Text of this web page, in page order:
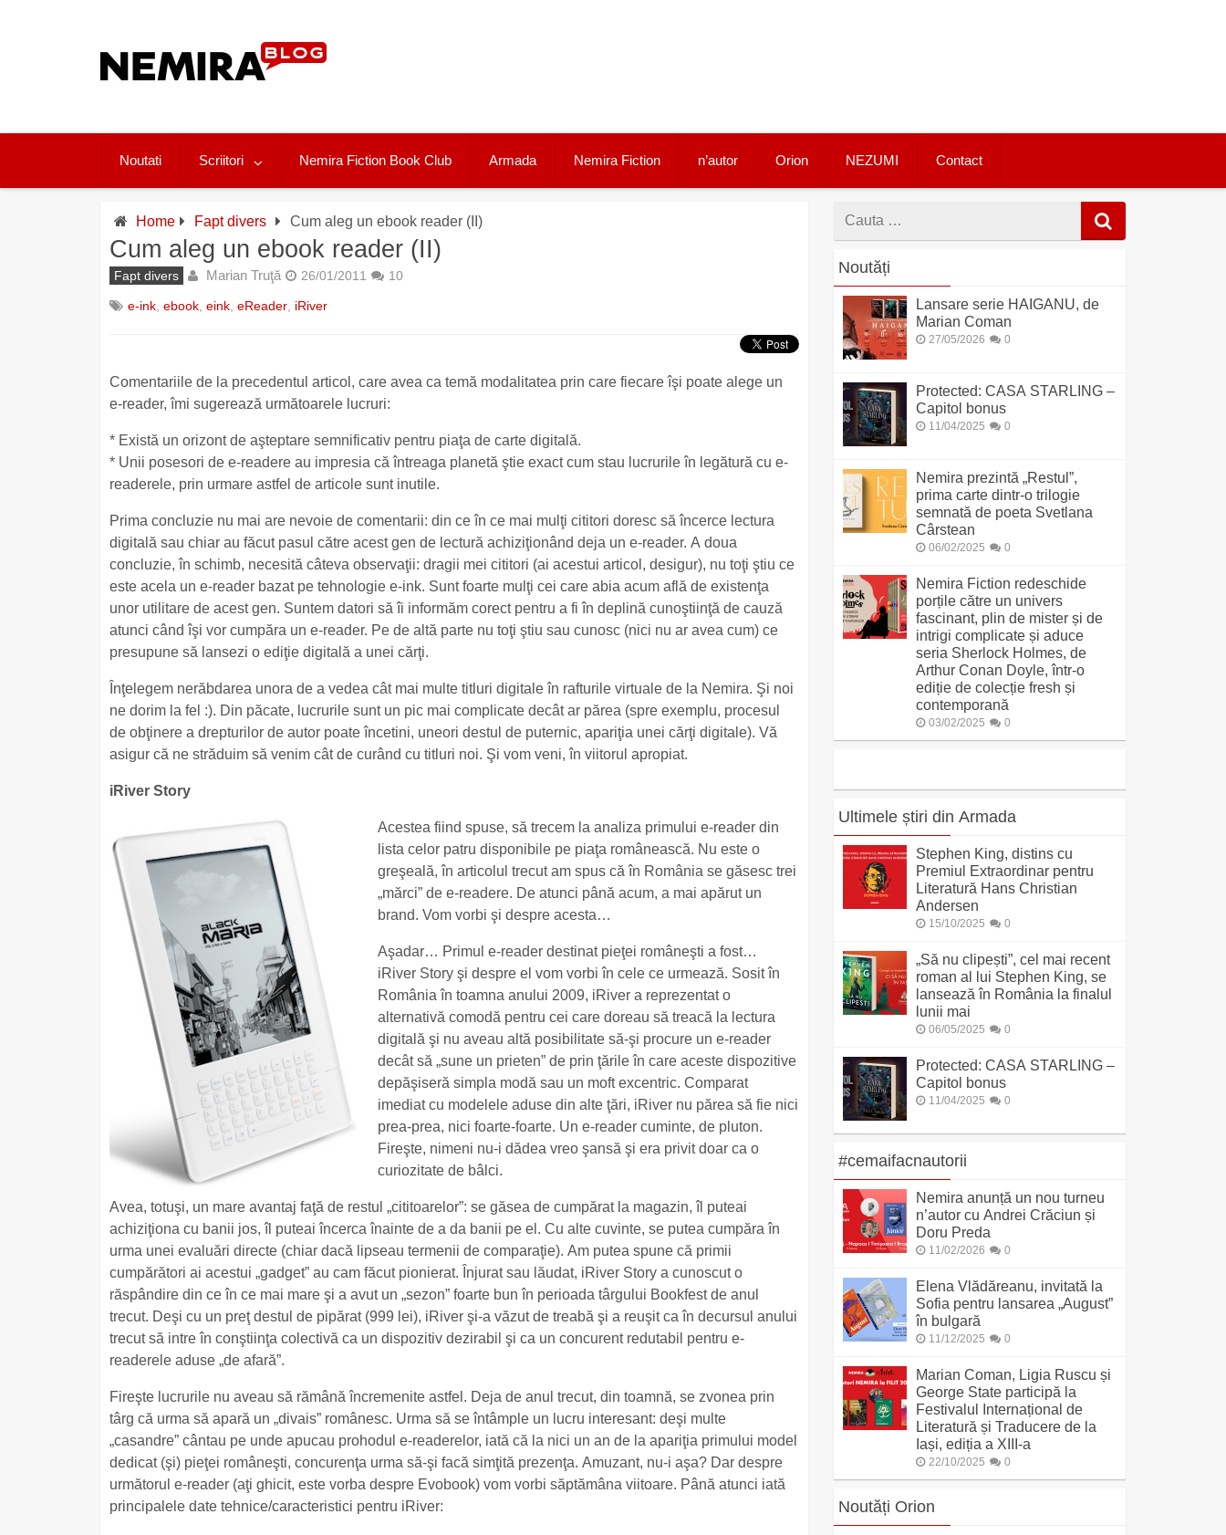
Noutati Scriitori Nemira Fiction Book Club Armada Nemira Fiction n’autor Orion NEZUMI Contact
Home Fapt divers Cum aleg un ebook reader (II)
Cum aleg un ebook reader (II)
Fapt divers Marian Truţă 26/01/2011 10
e-ink ebook eink eReader iRiver
Comentariile de la precedentul articol, care avea ca temă modalitatea prin care fiecare îşi poate alege un
e-reader, îmi sugerează următoarele lucruri:
* Există un orizont de aşteptare semnificativ pentru piaţa de carte digitală.
* Unii posesori de e-readere au impresia că întreaga planetă ştie exact cum stau lucrurile în legătură cu e-
readerele, prin urmare astfel de articole sunt inutile.
Prima concluzie nu mai are nevoie de comentarii: din ce în ce mai mulţi cititori doresc să încerce lectura
digitală sau chiar au făcut pasul către acest gen de lectură achiziţionând deja un e-reader. A doua
concluzie, în schimb, necesită câteva observaţii: dragii mei cititori (ai acestui articol, desigur), nu toţi ştiu ce
este acela un e-reader bazat pe tehnologie e-ink. Sunt foarte mulţi cei care abia acum află de existenţa
unor utilitare de acest gen. Suntem datori să îi informăm corect pentru a fi în deplină cunoştiinţă de cauză
atunci când îşi vor cumpăra un e-reader. Pe de altă parte nu toţi ştiu sau cunosc (nici nu ar avea cum) ce
presupune să lansezi o ediţie digitală a unei cărţi.
Înţelegem nerăbdarea unora de a vedea cât mai multe titluri digitale în rafturile virtuale de la Nemira. Şi noi
ne dorim la fel :). Din păcate, lucrurile sunt un pic mai complicate decât ar părea (spre exemplu, procesul
de obţinere a drepturilor de autor poate încetini, uneori destul de puternic, apariţia unei cărţi digitale). Vă
asigur că ne străduim să venim cât de curând cu titluri noi. Şi vom veni, în viitorul apropiat.
iRiver Story
Acestea fiind spuse, să trecem la analiza primului e-reader din
lista celor patru disponibile pe piaţa românească. Nu este o
greşeală, în articolul trecut am spus că în România se găsesc trei
„mărci” de e-readere. De atunci până acum, a mai apărut un
brand. Vom vorbi şi despre acesta…
Aşadar… Primul e-reader destinat pieţei româneşti a fost…
iRiver Story şi despre el vom vorbi în cele ce urmează. Sosit în
România în toamna anului 2009, iRiver a reprezentat o
alternativă comodă pentru cei care doreau să treacă la lectura
digitală şi nu aveau altă posibilitate să-şi procure un e-reader
decât să „sune un prieten” de prin ţările în care aceste dispozitive
depăşiseră simpla modă sau un moft excentric. Comparat
imediat cu modelele aduse din alte ţări, iRiver nu părea să fie nici
prea-prea, nici foarte-foarte. Un e-reader cuminte, de pluton.
Fireşte, nimeni nu-i dădea vreo şansă şi era privit doar ca o
curiozitate de bâlci.
Avea, totuşi, un mare avantaj faţă de restul „cititoarelor”: se găsea de cumpărat la magazin, îl puteai
achiziţiona cu banii jos, îl puteai încerca înainte de a da banii pe el. Cu alte cuvinte, se putea cumpăra în
urma unei evaluări directe (chiar dacă lipseau termenii de comparaţie). Am putea spune că primii
cumpărători ai acestui „gadget” au cam făcut pionierat. Înjurat sau lăudat, iRiver Story a cunoscut o
răspândire din ce în ce mai mare şi a avut un „sezon” foarte bun în perioada târgului Bookfest de anul
trecut. Deşi cu un preţ destul de pipărat (999 lei), iRiver şi-a văzut de treabă şi a reuşit ca în decursul anului
trecut să intre în conştiinţa colectivă ca un dispozitiv dezirabil şi ca un concurent redutabil pentru e-
readerele aduse „de afară”.
Fireşte lucrurile nu aveau să rămână încremenite astfel. Deja de anul trecut, din toamnă, se zvonea prin
târg că urma să apară un „divais” românesc. Urma să se întâmple un lucru interesant: deşi multe
„casandre” cântau pe unde apucau prohodul e-readerelor, iată că la nici un an de la apariţia primului model
dedicat (şi) pieţei româneşti, concurenţa urma să-şi facă simţită prezenţa. Amuzant, nu-i aşa? Dar despre
următorul e-reader (aţi ghicit, este vorba despre Evobook) vom vorbi săptămâna viitoare. Până atunci iată
principalele date tehnice/caracteristici pentru iRiver:
Cauta
Noutăți
Lansare serie HAIGANU, de
Marian Coman
27/05/2026 0
Protected: CASA STARLING –
Capitol bonus
11/04/2025 0
Nemira prezintă „Restul”,
prima carte dintr-o trilogie
semnată de poeta Svetlana
Cârstean
06/02/2025 0
Nemira Fiction redeschide
porțile către un univers
fascinant, plin de mister și de
intrigi complicate și aduce
seria Sherlock Holmes, de
Arthur Conan Doyle, într-o
ediție de colecție fresh și
contemporană
03/02/2025 0
Ultimele știri din Armada
Stephen King, distins cu
Premiul Extraordinar pentru
Literatură Hans Christian
Andersen
15/10/2025 0
„Să nu clipești”, cel mai recent
roman al lui Stephen King, se
lansează în România la finalul
lunii mai
06/05/2025 0
Protected: CASA STARLING –
Capitol bonus
11/04/2025 0
#cemaifacnautorii
Nemira anunță un nou turneu
n’autor cu Andrei Crăciun și
Doru Preda
11/02/2026 0
Elena Vlădăreanu, invitată la
Sofia pentru lansarea „August”
în bulgară
11/12/2025 0
Marian Coman, Ligia Ruscu și
George State participă la
Festivalul Internațional de
Literatură și Traducere de la
Iași, ediția a XIII-a
22/10/2025 0
Noutăți Orion